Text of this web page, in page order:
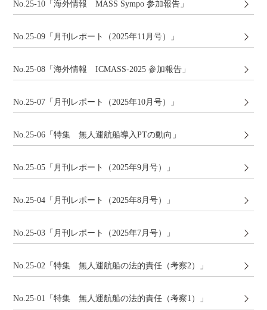
No.25-10「海外情報 MASS Sympo 参加報告」
No.25-09「月刊レポート（2025年11月号）」
No.25-08「海外情報 ICMASS-2025 参加報告」
No.25-07「月刊レポート（2025年10月号）」
No.25-06「特集 無人運航船導入PTの動向」
No.25-05「月刊レポート（2025年9月号）」
No.25-04「月刊レポート（2025年8月号）」
No.25-03「月刊レポート（2025年7月号）」
No.25-02「特集 無人運航船の法的責任（考察2）」
No.25-01「特集 無人運航船の法的責任（考察1）」